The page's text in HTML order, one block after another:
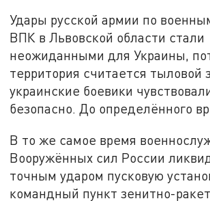
Удары русской армии по
ВПК в Львовской области стали
неожиданными для Украины,
территория считается тыловой
украинские боевики
безопасно. До определённого
В то же самое время
Вооружённых сил России
точным ударом пусковую
командный пункт зенитно-